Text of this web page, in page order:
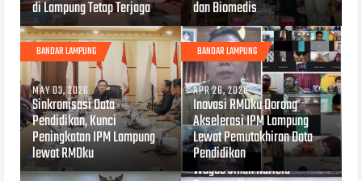
di Lampung Tetap Terjaga dan Biomedis
BANDAR LAMPUNG
MAY 03, 2026
Sinkronisasi Data
Pendidikan, Kunci
Peningkatan IPM Lampung
lewat RMDku
BANDAR LAMPUNG
APR 28, 2026
Inovasi RMDku Dorong
Akselerasi IPM Lampung
Lewat Pemutakhiran Data
Pendidikan
APR 27, 2026
Wagub Jihan Nurlela